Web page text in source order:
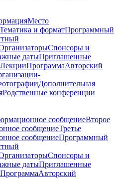
Место
Тематика и форматПрограммный
Спонсоры и
датыПриглашенные
ЛекцииПрограммаАвторский
Дополнительная
Родственные конференции
сообщениеВторое
сообщениеТретье
сообщениеПрограммный
Спонсоры и
датыПриглашенные
ПрограммаАвторский